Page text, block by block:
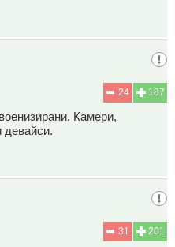
187
24
Камери,
девайси.
201
31